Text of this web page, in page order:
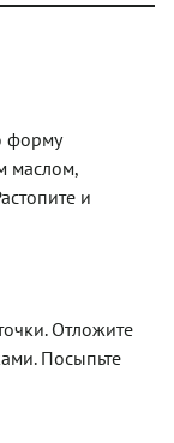
форму
маслом,
и
Отложите
Посыпьте